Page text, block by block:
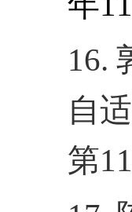
16.
自
第11